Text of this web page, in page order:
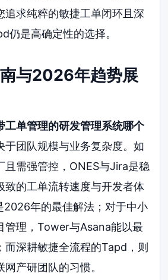
追求纯粹的敏捷工单闭环且深
仍是高确定性的选择。
与2026年趋势展
工单管理的研发管理系统哪个
于团队规模与业务复杂度。如
且需强管控，ONES与Jira是稳
致的工单流转速度与开发者体
2026年的最佳解法；对于中小
管理，Tower与Asana能以最
而深耕敏捷全流程的Tapd，则
产研团队的习惯。